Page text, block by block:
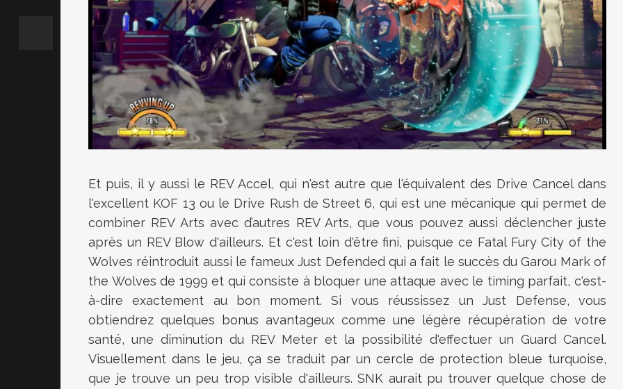
Et puis, il y aussi le REV Accel, qui n'est autre que l'équivalent des Drive Cancel dans
l'excellent KOF 13 ou le Drive Rush de Street 6, qui est une mécanique qui permet de
combiner REV Arts avec d’autres REV Arts, que vous pouvez aussi déclencher juste
après un REV Blow d'ailleurs. Et c'est loin d'être fini, puisque ce Fatal Fury City of the
Wolves réintroduit aussi le fameux Just Defended qui a fait le succès du Garou Mark of
the Wolves de 1999 et qui consiste à bloquer une attaque avec le timing parfait, c'est-
à-dire exactement au bon moment. Si vous réussissez un Just Defense, vous
obtiendrez quelques bonus avantageux comme une légère récupération de votre
santé, une diminution du REV Meter et la possibilité d'effectuer un Guard Cancel.
Visuellement dans le jeu, ça se traduit par un cercle de protection bleue turquoise,
que je trouve un peu trop visible d'ailleurs. SNK aurait pu trouver quelque chose de